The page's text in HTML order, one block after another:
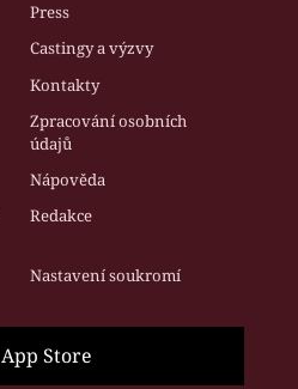
Press
Castingy a výzvy
Kontakty
Zpracování osobních
údajů
Nápověda
Redakce
Nastavení soukromí
App Store